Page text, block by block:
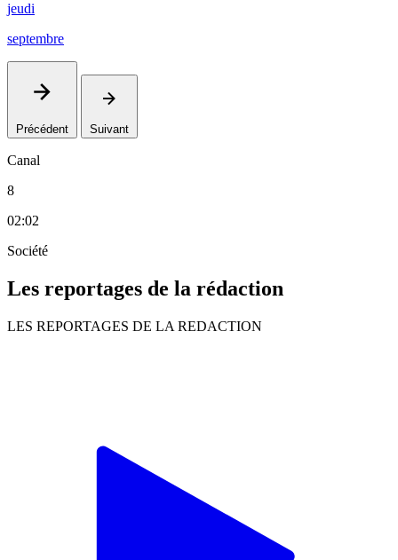
jeudi
septembre
Précédent Suivant
Canal
8
02:02
Société
Les reportages de la rédaction
LES REPORTAGES DE LA REDACTION